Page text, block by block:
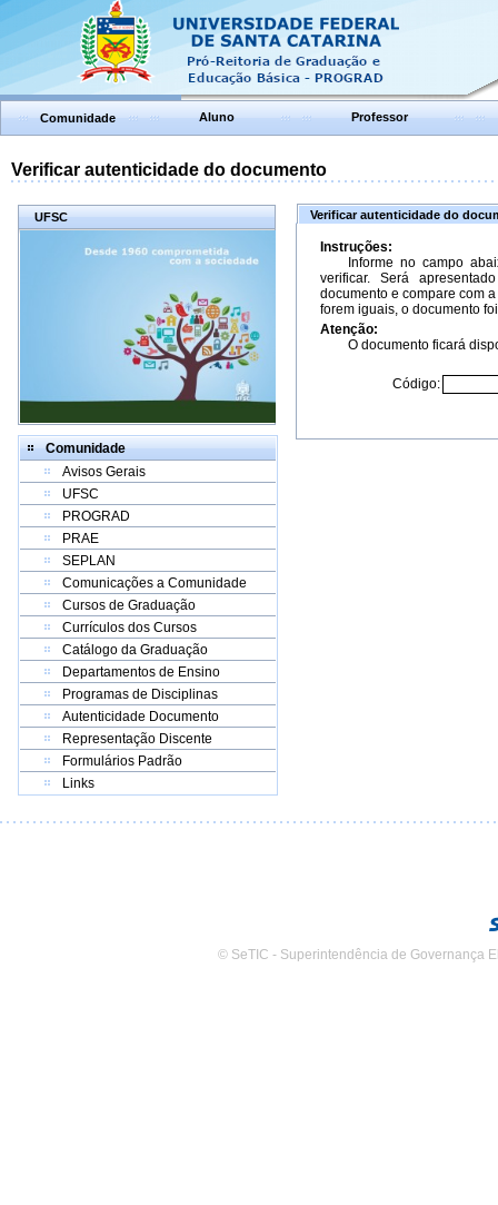
Comunidade Aluno Professor
Verificar autenticidade do documento
UFSC
Comunidade
Avisos Gerais
UFSC
PROGRAD
PRAE
SEPLAN
Comunicações a Comunidade
Cursos de Graduação
Currículos dos Cursos
Catálogo da Graduação
Departamentos de Ensino
Programas de Disciplinas
Autenticidade Documento
Representação Discente
Formulários Padrão
Links
Verificar autenticidade do
Instruções:
Informe no campo
verificar. Será
documento e compare com
forem iguais, o documento
Atenção:
O documento ficará
Código:
© SeTIC - Superintendência de Governança